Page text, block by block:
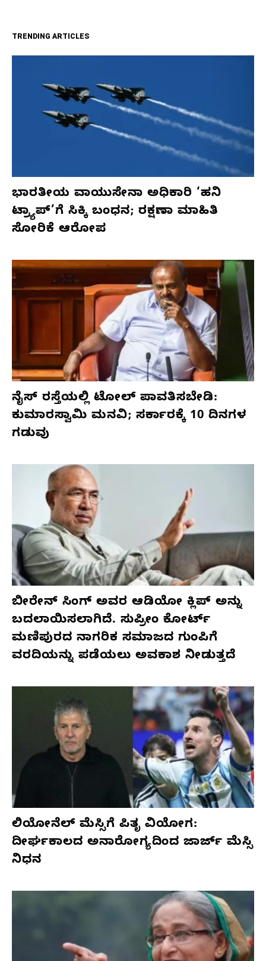
TRENDING ARTICLES
ಭಾರತೀಯ ವಾಯುಸೇನಾ ಅಧಿಕಾರಿ ‘ಹನಿ
ಟ್ರ್ಯಾಪ್’ಗೆ ಸಿಕ್ಕಿ ಬಂಧನ; ರಕ್ಷಣಾ ಮಾಹಿತಿ
ಸೋರಿಕೆ ಆರೋಪ
ನೈಸ್ ರಸ್ತೆಯಲ್ಲಿ ಟೋಲ್ ಪಾವತಿಸಬೇಡಿ:
ಕುಮಾರಸ್ವಾಮಿ ಮನವಿ; ಸರ್ಕಾರಕ್ಕೆ 10 ದಿನಗಳ
ಗಡುವು
ಬೀರೇನ್ ಸಿಂಗ್ ಅವರ ಆಡಿಯೋ ಕ್ಲಿಪ್ ಅನ್ನು
ಬದಲಾಯಿಸಲಾಗಿದೆ. ಸುಪ್ರೀಂ ಕೋರ್ಟ್
ಮಣಿಪುರದ ನಾಗರಿಕ ಸಮಾಜದ ಗುಂಪಿಗೆ
ವರದಿಯನ್ನು ಪಡೆಯಲು ಅವಕಾಶ ನೀಡುತ್ತದೆ
ಲಿಯೋನೆಲ್ ಮೆಸ್ಸಿಗೆ ಪಿತೃ ವಿಯೋಗ:
ದೀರ್ಘಕಾಲದ ಅನಾರೋಗ್ಯದಿಂದ ಜಾರ್ಜ್ ಮೆಸ್ಸಿ
ನಿಧನ